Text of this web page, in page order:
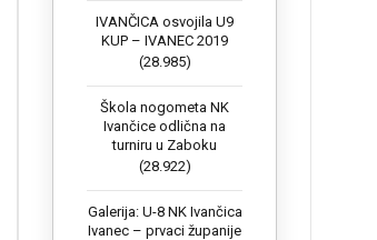
IVANČICA osvojila U9
KUP – IVANEC 2019
(28.985)
Škola nogometa NK
Ivančice odlična na
turniru u Zaboku
(28.922)
Galerija: U-8 NK Ivančica
Ivanec – prvaci županije